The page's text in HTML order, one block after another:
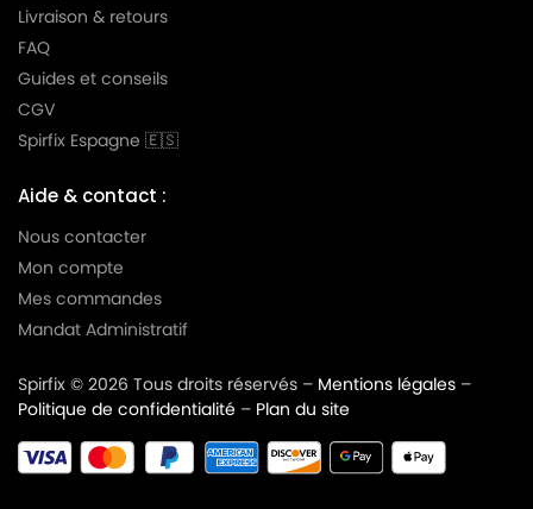
Livraison & retours
FAQ
Guides et conseils
CGV
Spirfix Espagne 🇪🇸
Aide & contact :
Nous contacter
Mon compte
Mes commandes
Mandat Administratif
Spirfix © 2026 Tous droits réservés – Mentions légales –
Politique de confidentialité – Plan du site